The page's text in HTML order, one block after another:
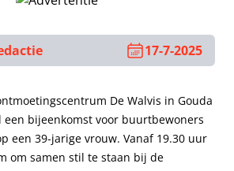
17-7-2025
De Walvis in Gouda
een bijeenkomst voor buurtbewoners
een 39-jarige vrouw. Vanaf 19.30 uur
om samen stil te staan bij de